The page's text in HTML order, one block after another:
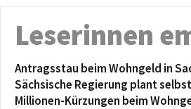
Leserinnen
Antragsstau beim Wohngeld in
Sächsische Regierung plant
Millionen-Kürzungen beim